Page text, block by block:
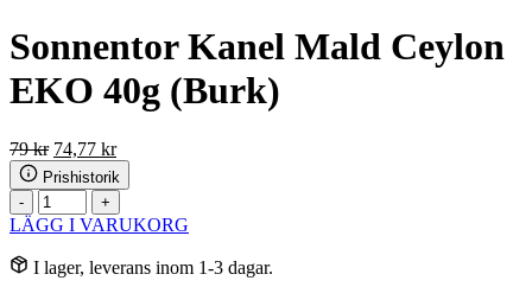
Sonnentor Kanel Mald Ceylon
EKO 40g (Burk)
79kr Det
ursprungliga
priset
var:
79 kr.
74,77 krDet
nuvarande
priset
är:
74,77 kr.
Prishistorik
-
Sonnentor
Kanel
Ceylon
EKO
+
LÄGG I VARUKORG
I lager, leverans inom 1-3 dagar.